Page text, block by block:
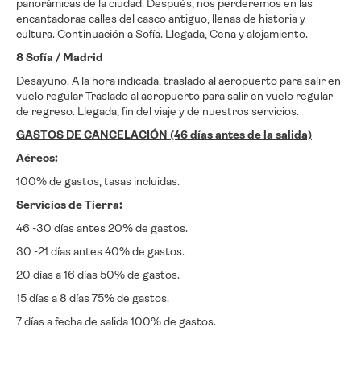
panorámicas de la ciudad. Después, nos perderemos en las
encantadoras calles del casco antiguo, llenas de historia y
cultura. Continuación a Sofía. Llegada, Cena y alojamiento.
8 Sofía / Madrid
Desayuno. A la hora indicada, traslado al aeropuerto para salir en
vuelo regular Traslado al aeropuerto para salir en vuelo regular
de regreso. Llegada, fin del viaje y de nuestros servicios.
GASTOS DE CANCELACIÓN (46 días antes de la salida)
Aéreos:
100% de gastos, tasas incluidas.
Servicios de Tierra:
46 -30 días antes 20% de gastos.
30 -21 días antes 40% de gastos.
20 días a 16 días 50% de gastos.
15 días a 8 días 75% de gastos.
7 días a fecha de salida 100% de gastos.